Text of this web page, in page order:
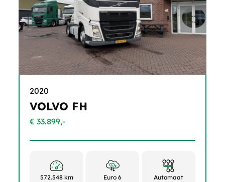
2020
VOLVO FH
€ 33.899,-
572.548 km Euro 6 Automaat